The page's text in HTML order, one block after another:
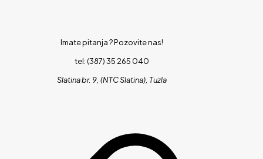
Imate pitanja ?Pozovite nas!
tel: (387) 35 265 040
Slatina br. 9, (NTC Slatina), Tuzla